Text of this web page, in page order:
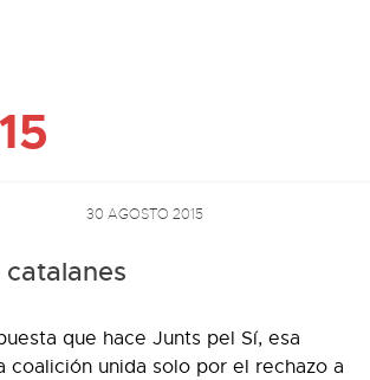
30 AGOSTO 2015
que hace Junts pel Sí, esa
coalición unida solo por el rechazo a